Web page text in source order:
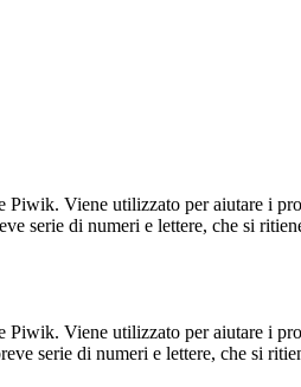
Viene utilizzato per aiutare i
serie di numeri e lettere, che si
Viene utilizzato per aiutare i
serie di numeri e lettere, che si